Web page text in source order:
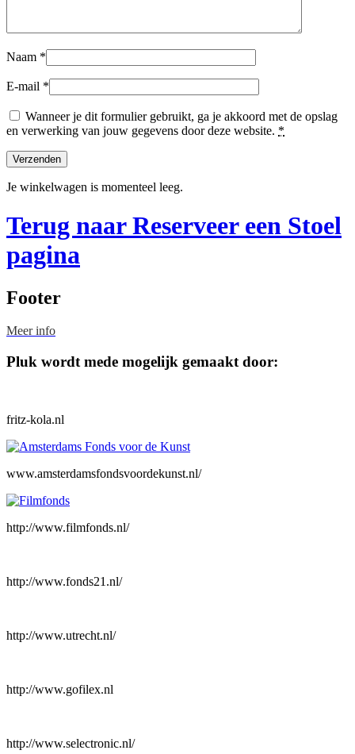
Naam *
E-mail *
Wanneer je dit formulier gebruikt, ga je akkoord met de opslag
en verwerking van jouw gegevens door deze website. *
Je winkelwagen is momenteel leeg.
Terug naar Reserveer een Stoel
pagina
Footer
Meer info
Pluk wordt mede mogelijk gemaakt door:
fritz-kola.nl
www.amsterdamsfondsvoordekunst.nl/
http://www.filmfonds.nl/
http://www.fonds21.nl/
http://www.utrecht.nl/
http://www.gofilex.nl
http://www.selectronic.nl/